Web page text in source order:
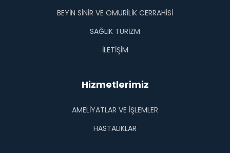
BEYIN SINIR VE OMURILIK CERRAHISI
SAĞLIK TURİZM
İLETİŞİM
Hizmetlerimiz
AMELİYATLAR VE İŞLEMLER
HASTALIKLAR